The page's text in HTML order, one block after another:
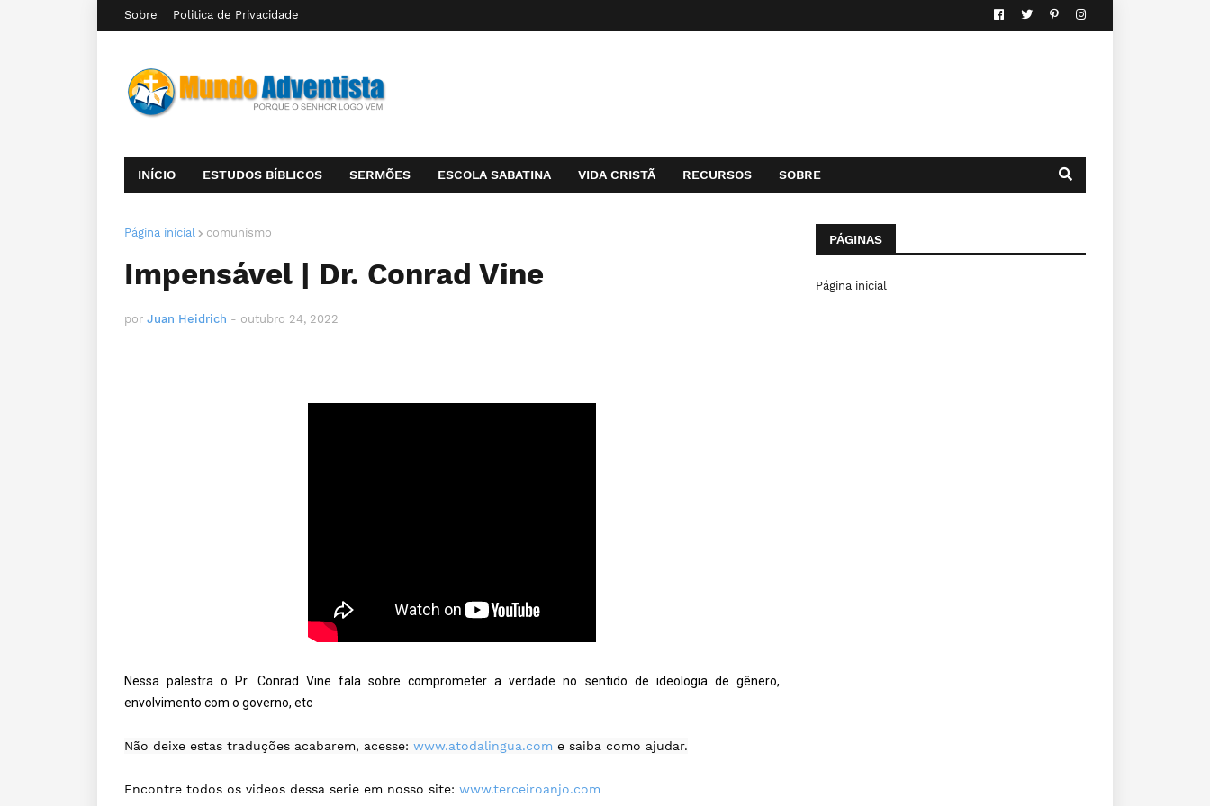
Sobre Politica de Privacidade
INÍCIO ESTUDOS BÍBLICOS SERMÕES ESCOLA SABATINA VIDA CRISTÃ RECURSOS SOBRE
Página inicial comunismo
Impensável | Dr. Conrad Vine
por Juan Heidrich - outubro 24, 2022
Nessa palestra o Pr. Conrad Vine fala sobre comprometer a verdade no sentido de ideologia de gênero,
envolvimento com o governo, etc
Não deixe estas traduções acabarem, acesse: www.atodalingua.com e saiba como ajudar.
Encontre todos os videos dessa serie em nosso site: www.terceiroanjo.com
PÁGINAS
Página inicial